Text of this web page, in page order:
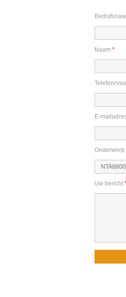
Naam *
E-
Onderwerp
Uw bericht